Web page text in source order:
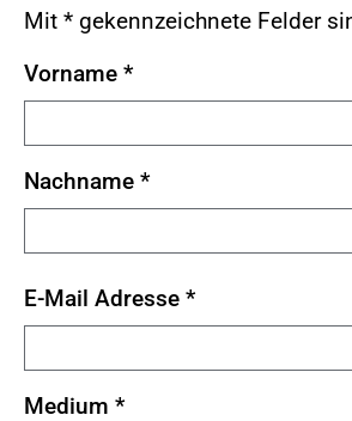
Mit * gekennzeichnete Felder
Vorname *
Nachname *
E-Mail Adresse *
Medium *